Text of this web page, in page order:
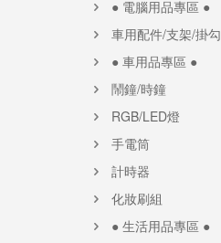
● 電腦用品專區 ●
車用配件/支架/掛勾
● 車用品專區 ●
鬧鐘/時鐘
RGB/LED燈
手電筒
計時器
化妝刷組
● 生活用品專區 ●